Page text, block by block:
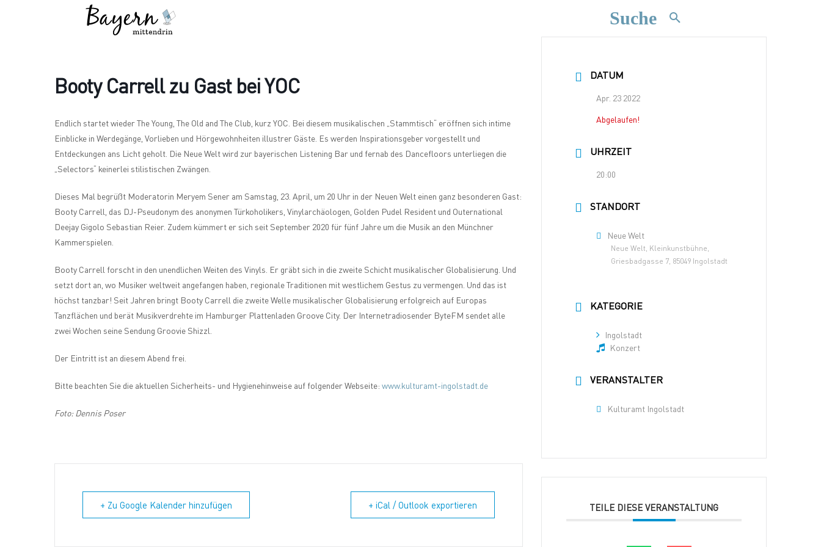
Suche
Booty Carrell zu Gast bei YOC
Endlich startet wieder The Young, The Old and The Club, kurz YOC. Bei diesem musikalischen „Stammtisch“ eröffnen sich intime
Einblicke in Werdegänge, Vorlieben und Hörgewohnheiten illustrer Gäste. Es werden Inspirationsgeber vorgestellt und
Entdeckungen ans Licht geholt. Die Neue Welt wird zur bayerischen Listening Bar und fernab des Dancefloors unterliegen die
„Selectors“ keinerlei stilistischen Zwängen.
Dieses Mal begrüßt Moderatorin Meryem Sener am Samstag, 23. April, um 20 Uhr in der Neuen Welt einen ganz besonderen Gast:
Booty Carrell, das DJ-Pseudonym des anonymen Türkoholikers, Vinylarchäologen, Golden Pudel Resident und Outernational
Deejay Gigolo Sebastian Reier. Zudem kümmert er sich seit September 2020 für fünf Jahre um die Musik an den Münchner
Kammerspielen.
Booty Carrell forscht in den unendlichen Weiten des Vinyls. Er gräbt sich in die zweite Schicht musikalischer Globalisierung. Und
setzt dort an, wo Musiker weltweit angefangen haben, regionale Traditionen mit westlichem Gestus zu vermengen. Und das ist
höchst tanzbar! Seit Jahren bringt Booty Carrell die zweite Welle musikalischer Globalisierung erfolgreich auf Europas
Tanzflächen und berät Musikverdrehte im Hamburger Plattenladen Groove City. Der Internetradiosender ByteFM sendet alle
zwei Wochen seine Sendung Groovie Shizzl.
Der Eintritt ist an diesem Abend frei.
Bitte beachten Sie die aktuellen Sicherheits- und Hygienehinweise auf folgender Webseite: www.kulturamt-ingolstadt.de
Foto: Dennis Poser
+ Zu Google Kalender hinzufügen + iCal / Outlook exportieren
DATUM
Apr. 23 2022
Abgelaufen!
UHRZEIT
20:00
STANDORT
Neue Welt
Neue Welt, Kleinkunstbühne,
Griesbadgasse 7, 85049 Ingolstadt
KATEGORIE
Ingolstadt
Konzert
VERANSTALTER
Kulturamt Ingolstadt
TEILE DIESE VERANSTALTUNG